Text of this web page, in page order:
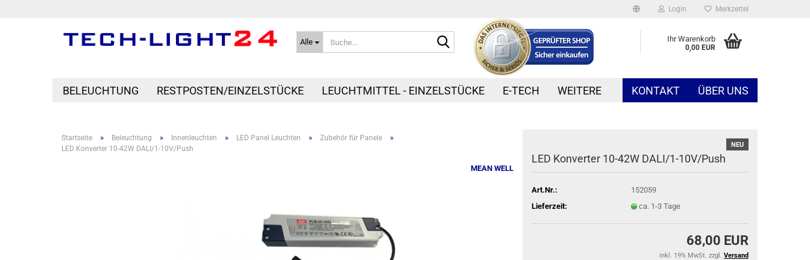
Login Merkzettel
Alle
Suche... Ihr Warenkorb
0,00 EUR
BELEUCHTUNG RESTPOSTEN/EINZELSTÜCKE LEUCHTMITTEL - EINZELSTÜCKE E-TECH KONTAKT ÜBER UNS
WEITERE
Startseite » Beleuchtung » Innenleuchten » LED Panel Leuchten » Zubehör für Panele »
LED Konverter 10-42W DALI/1-10V/Push
MEAN WELL
NEU
LED Konverter 10-42W DALI/1-10V/Push
Art.Nr.:
152059
Lieferzeit:
ca. 1-3 Tage
68,00 EUR
inkl. 19% MwSt. zzgl. Versand